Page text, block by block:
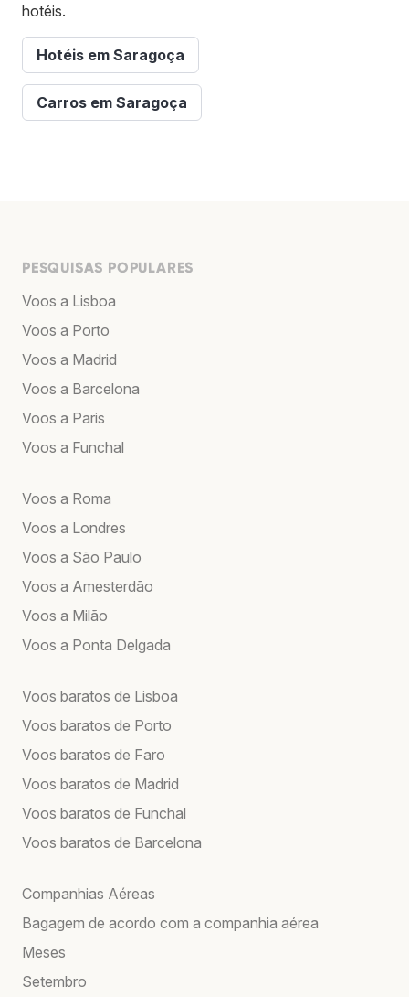
hotéis.
Hotéis em Saragoça
Carros em Saragoça
PESQUISAS POPULARES
Voos a Lisboa
Voos a Porto
Voos a Madrid
Voos a Barcelona
Voos a Paris
Voos a Funchal
Voos a Roma
Voos a Londres
Voos a São Paulo
Voos a Amesterdão
Voos a Milão
Voos a Ponta Delgada
Voos baratos de Lisboa
Voos baratos de Porto
Voos baratos de Faro
Voos baratos de Madrid
Voos baratos de Funchal
Voos baratos de Barcelona
Companhias Aéreas
Bagagem de acordo com a companhia aérea
Meses
Setembro